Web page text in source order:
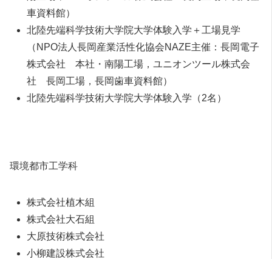
車資料館）
北陸先端科学技術大学院大学体験入学＋工場見学
（NPO法人長岡産業活性化協会NAZE主催：長岡電子
株式会社 本社・南陽工場，ユニオンツール株式会
社 長岡工場，長岡歯車資料館）
北陸先端科学技術大学院大学体験入学（2名）
環境都市工学科
株式会社植木組
株式会社大石組
大原技術株式会社
小柳建設株式会社